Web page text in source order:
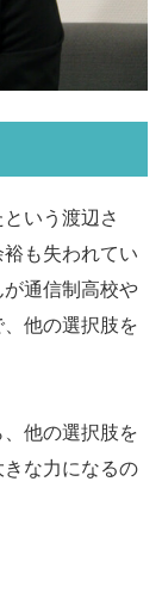
いう渡辺さ
も失われてい
通信制高校や
他の選択肢を
他の選択肢を
な力になるの